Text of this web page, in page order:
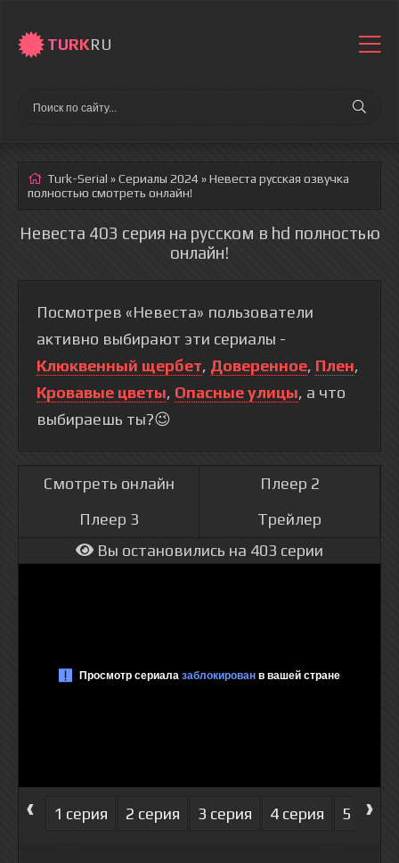
TURKRU
Turk-Serial »Сериалы 2024 » Невеста русская озвучка
полностью смотреть онлайн!
Невеста 403 серия на русском в hd полностью
онлайн!
Посмотрев «Невеста» пользователи
активно выбирают эти сериалы -
Клюквенный щербет, Доверенное, Плен,
Кровавые цветы, Опасные улицы, а что
выбираешь ты?😉
Смотреть онлайн
Плеер 2
Плеер 3
Трейлер
Вы остановились на 403 серии
‹ 1 серия 2 серия 3 серия 4 серия 5 серия
›